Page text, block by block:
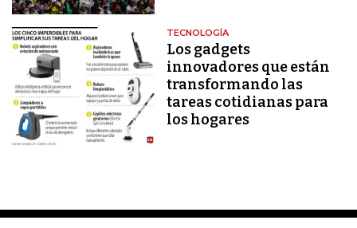
TECNOLOGÍA
Los gadgets
innovadores que están
transformando las
tareas cotidianas para
los hogares